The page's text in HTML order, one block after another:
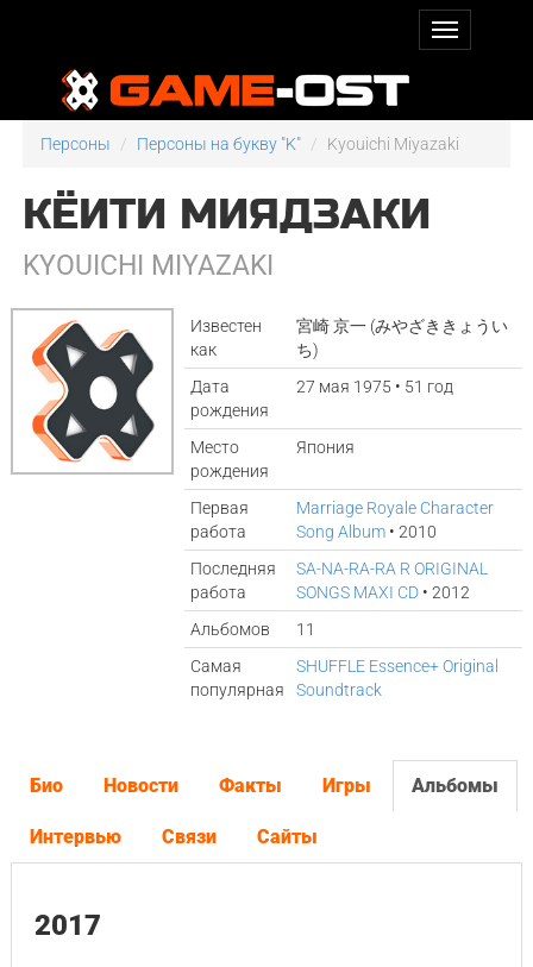
Персоны Персоны на букву "K" Kyouichi Miyazaki
КЁИТИ МИЯДЗАКИ
KYOUICHI MIYAZAKI
Известен
как
宮崎 京一 (みやざききょうい
ち)
Дата
рождения
27 мая 1975 • 51 год
Место
рождения
Япония
Первая
работа
Marriage Royale Character
Song Album • 2010
Последняя
работа
SA-NA-RA-RA R ORIGINAL
SONGS MAXI CD • 2012
Альбомов
11
Самая
популярная
SHUFFLE Essence+ Original
Soundtrack
Био Новости Факты Игры Альбомы
Интервью Связи Сайты
2017